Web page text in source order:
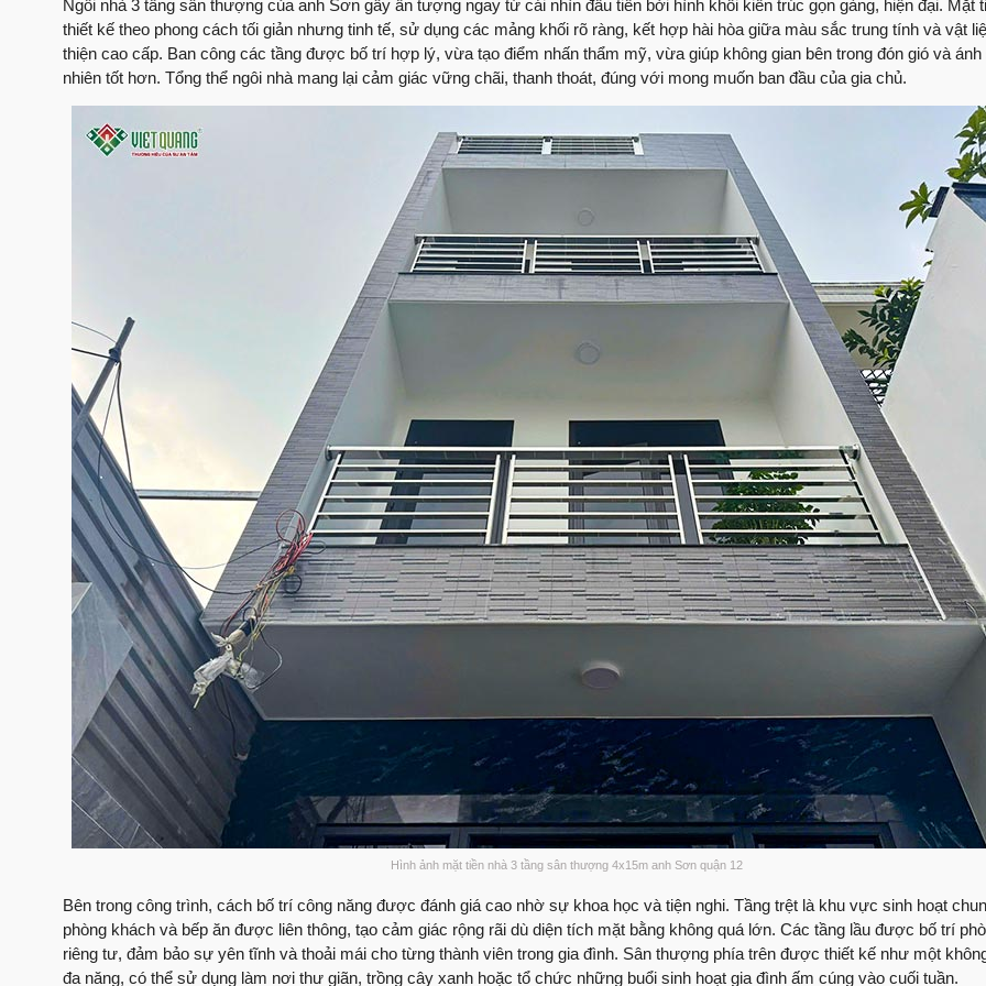
Nhận xét trực tiếp
thượng phường
60 ngày lột xác
Anh An có cảm
Việt Quang xây
Sửa nhà cùng Việt
Lắng nghe ý kiến
Những ý kiến của
Quang Group
Bàn giao nhà phố
Group
Bàn giao nhà | Chị
Group
Review nhà |
Bàn giao nhà phố |
Anh Tiến Quận 12
trình thi công xây
Bác sĩ Khôi chia
Những chi sẻ
Trao tay tổ ấm |
công
Nhân đôi niềm vui
anh Hải Tp. Thủ Đức
Bàn giao nhà phố
Sửa chữa nhà phố
9.5/10 số điểm gần
Ngôi nhà 3 tầng sân thượng của anh Sơn gây ấn tượng ngay từ cái nhìn đầu tiên bởi hình khối kiến trúc gọn gàng, hiện đại. Mặt
thiết kế theo phong cách tối giản nhưng tinh tế, sử dụng các mảng khối rõ ràng, kết hợp hài hòa giữa màu sắc trung tính và vật
thiện cao cấp. Ban công các tầng được bố trí hợp lý, vừa tạo điểm nhấn thẩm mỹ, vừa giúp không gian bên trong đón gió và
nhiên tốt hơn. Tổng thể ngôi nhà mang lại cảm giác vững chãi, thanh thoát, đúng với mong muốn ban đầu của gia chủ.
Hình ảnh mặt tiền nhà 3 tầng sân thượng 4x15m anh Sơn quận 12
Bên trong công trình, cách bố trí công năng được đánh giá cao nhờ sự khoa học và tiện nghi. Tầng trệt là khu vực sinh hoạt
phòng khách và bếp ăn được liên thông, tạo cảm giác rộng rãi dù diện tích mặt bằng không quá lớn. Các tầng lầu được bố trí
riêng tư, đảm bảo sự yên tĩnh và thoải mái cho từng thành viên trong gia đình. Sân thượng phía trên được thiết kế như một
đa năng, có thể sử dụng làm nơi thư giãn, trồng cây xanh hoặc tổ chức những buổi sinh hoạt gia đình ấm cúng vào cuối tuần.